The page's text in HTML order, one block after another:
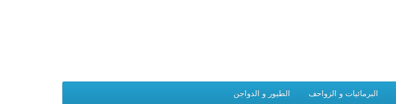
البرمائيات و الزواحف الطيور و الدواجن